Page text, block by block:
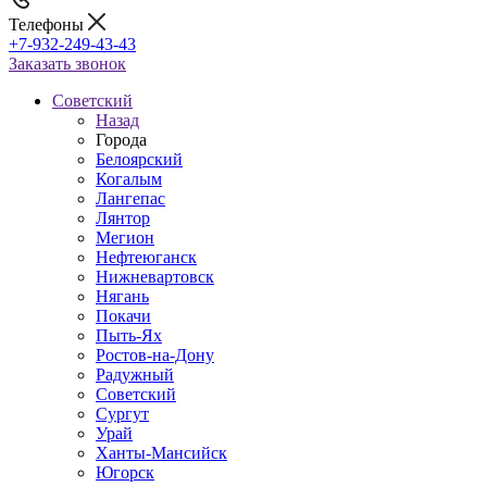
Телефоны
+7-932-249-43-43
Заказать звонок
Советский
Назад
Города
Белоярский
Когалым
Лангепас
Лянтор
Мегион
Нефтеюганск
Нижневартовск
Нягань
Покачи
Пыть-Ях
Рoстов-на-Дону
Радужный
Советский
Сургут
Урай
Ханты-Мансийск
Югорск